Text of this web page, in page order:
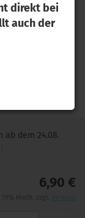
direkt bei
auch der
ab dem 24.08.
6,90 €
Versand